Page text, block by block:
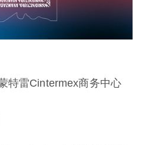
特雷Cintermex商务中心